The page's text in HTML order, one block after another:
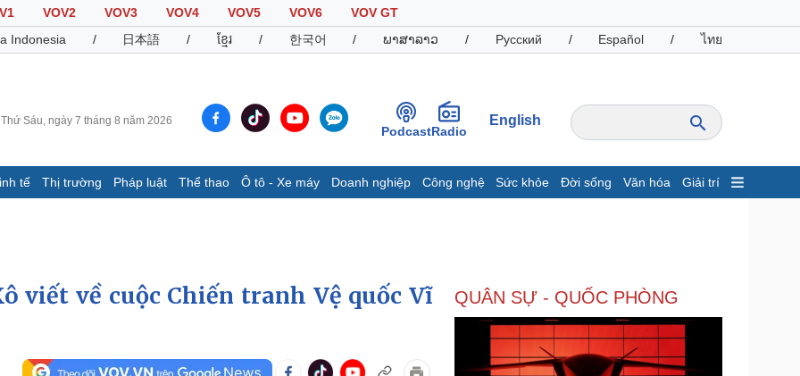
VOV2 VOV3 VOV4 VOV5 VOV6
VOV GT
Indonesia / 日本語 / ខ្មែរ / 한국어 / ພາສາລາວ / Русский / Español / ไทย
Thứ Sáu, ngày 7 tháng 8 năm 2026
PodcastRadio
English
tế Thị trường Pháp luật Thể thao Ô tô - Xe máy Doanh nghiệp Công nghệ Sức khỏe Đời sống Văn hóa Giải trí
Hồ sơ
E-Magazine
Infographic
Chứng khoán
Giá cà phê
Thể thao
Ô tô - Xe máy
Doanh nghiệp
Công nghệ
viết về cuộc Chiến tranh Vệ quốc Vĩ
QUÂN SỰ - QUỐC PHÒNG